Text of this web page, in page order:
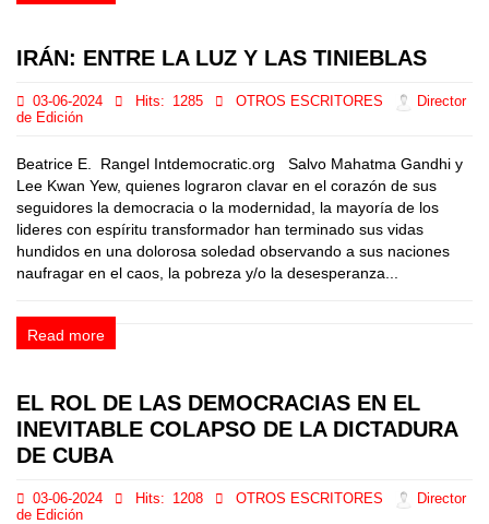
IRÁN: ENTRE LA LUZ Y LAS TINIEBLAS
03-06-2024 Hits: 1285 OTROS ESCRITORES
Director
de Edición
Beatrice E. Rangel Intdemocratic.org Salvo Mahatma Gandhi y
Lee Kwan Yew, quienes lograron clavar en el corazón de sus
seguidores la democracia o la modernidad, la mayoría de los
lideres con espíritu transformador han terminado sus vidas
hundidos en una dolorosa soledad observando a sus naciones
naufragar en el caos, la pobreza y/o la desesperanza...
Read more
EL ROL DE LAS DEMOCRACIAS EN EL
INEVITABLE COLAPSO DE LA DICTADURA
DE CUBA
03-06-2024 Hits: 1208 OTROS ESCRITORES
Director
de Edición